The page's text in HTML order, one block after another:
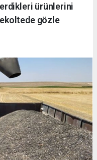
ürünlerini
gözle